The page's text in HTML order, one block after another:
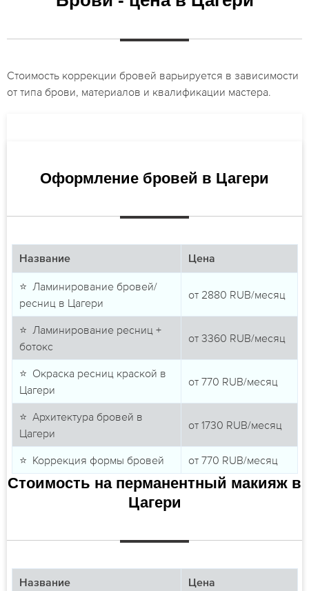
Стоимость коррекции бровей варьируется в зависимости
от типа брови, материалов и квалификации мастера.
Оформление бровей в Цагери
Название Цена
⭐ Ламинирование бровей/
ресниц в Цагери
от 2880 RUB/месяц
⭐ Ламинирование ресниц +
ботокс
от 3360 RUB/месяц
⭐ Окраска ресниц краской в
Цагери
от 770 RUB/месяц
⭐ Архитектура бровей в
Цагери
от 1730 RUB/месяц
⭐ Коррекция формы бровей от 770 RUB/месяц
Стоимость на перманентный макияж в
Цагери
Название Цена